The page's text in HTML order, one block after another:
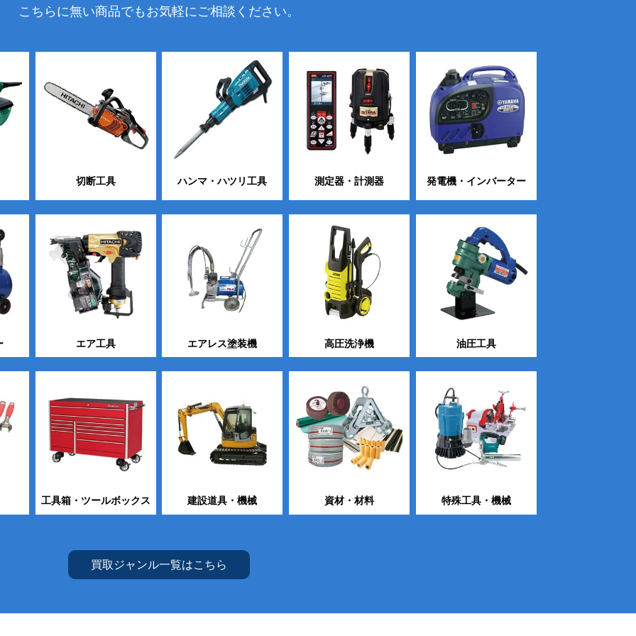
こちらに無い商品でもお気軽にご相談ください。
切断工具 ハンマ・ハツリ工具 測定器・計測器 発電機・インバーター
エア工具 エアレス塗装機 高圧洗浄機 油圧工具
工具箱・ツールボックス 建設道具・機械 資材・材料 特殊工具・機械
買取ジャンル一覧はこちら